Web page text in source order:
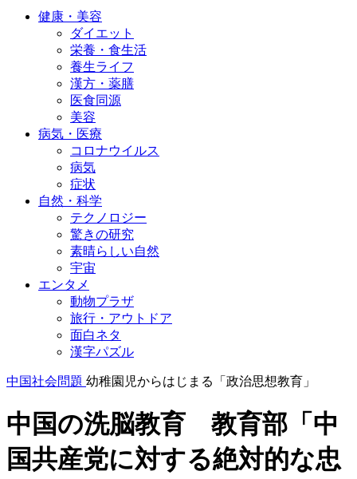
健康・美容
ダイエット
栄養・食生活
養生ライフ
漢方・薬膳
医食同源
美容
病気・医療
コロナウイルス
病気
症状
自然・科学
テクノロジー
驚きの研究
素晴らしい自然
宇宙
エンタメ
動物プラザ
旅行・アウトドア
面白ネタ
漢字パズル
中国社会問題 幼稚園児からはじまる「政治思想教育」
中国の洗脳教育 教育部「中
国共産党に対する絶対的な忠